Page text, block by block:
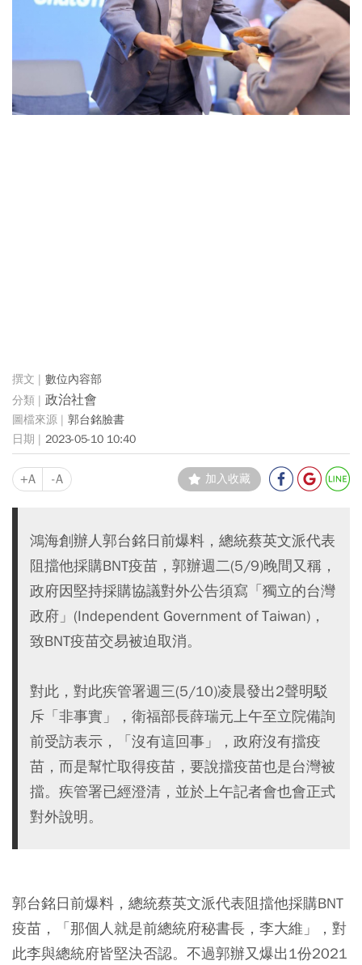
數位內容部
政治社會
郭台銘臉書
2023-05-10 10:40
+A -A 加入收藏
鴻海創辦人郭台銘日前爆料，總統蔡英文派代表
阻擋他採購BNT疫苗，郭辦週二(5/9)晚間又稱，
政府因堅持採購協議對外公告須寫「獨立的台灣
政府」(Independent Government of Taiwan)，
致BNT疫苗交易被迫取消。
對此，對此疾管署週三(5/10)凌晨發出2聲明駁
斥「非事實」，衛福部長薛瑞元上午至立院備詢
前受訪表示，「沒有這回事」，政府沒有擋疫
苗，而是幫忙取得疫苗，要說擋疫苗也是台灣被
擋。疾管署已經澄清，並於上午記者會也會正式
對外說明。
郭台銘日前爆料，總統蔡英文派代表阻擋他採購BNT
疫苗，「那個人就是前總統府秘書長，李大維」，對
此李與總統府皆堅決否認。不過郭辦又爆出1份2021